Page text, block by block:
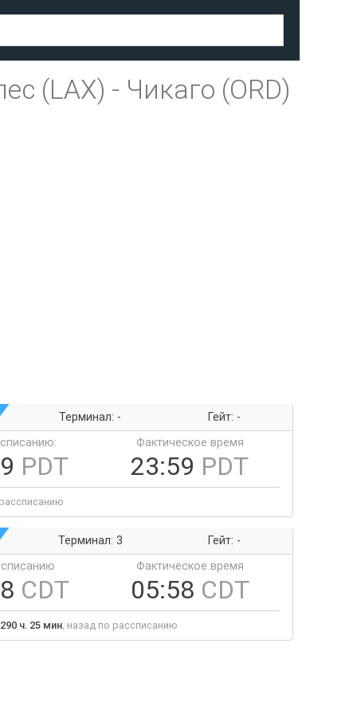
(LAX) - Чикаго (ORD)
Терминал: -
Гейт: -
PDT
Фактическое время
23:59 PDT
Терминал: 3
Гейт: -
CDT
Фактическое время
05:58 CDT
ч. 25 мин. назад по рассписанию